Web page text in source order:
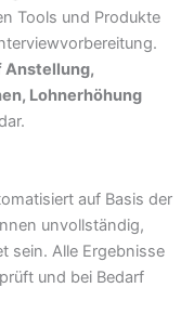
Tools und Produkte
Anstellung,
Lohnerhöhung
auf Basis der
unvollständig,
sein. Alle Ergebnisse
und bei Bedarf